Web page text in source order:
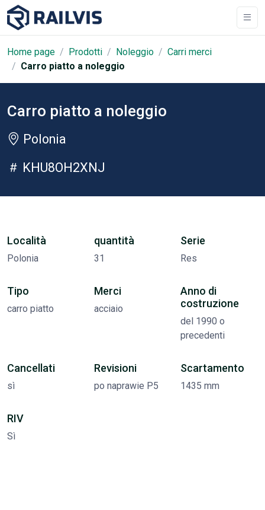
Home page Prodotti Noleggio
Carri merci
Carro piatto a noleggio
Carro piatto a noleggio
Polonia
KHU8OH2XNJ
Località
Polonia
quantità
31
Serie
Res
Tipo
carro piatto
Merci
acciaio
Anno di
costruzione
del 1990 o
precedenti
Cancellati
sì
Revisioni
po naprawie P5
Scartamento
1435 mm
RIV
Sì